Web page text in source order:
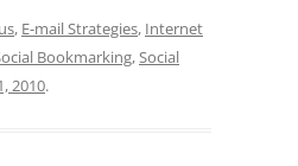
, E-mail Strategies, Internet
Bookmarking,Social
2010.